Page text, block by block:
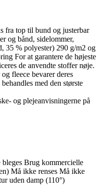
fra top til bund og justerbar
og bånd, sidelommer,
35 % polyester) 290 g/m2 og
For at garantere de højeste
de anvendte stoffer nøje.
fleece bevarer deres
med den største
og plejeanvisningerne på
Brug kommercielle
Må ikke renses Må ikke
uden damp (110°)